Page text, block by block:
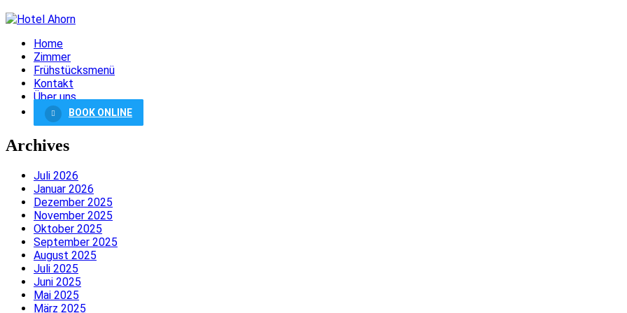
Home
Zimmer
Frühstücksmenü
Kontakt
Über uns
BOOK ONLINE
Archives
Juli 2026
Januar 2026
Dezember 2025
November 2025
Oktober 2025
September 2025
August 2025
Juli 2025
Juni 2025
Mai 2025
März 2025